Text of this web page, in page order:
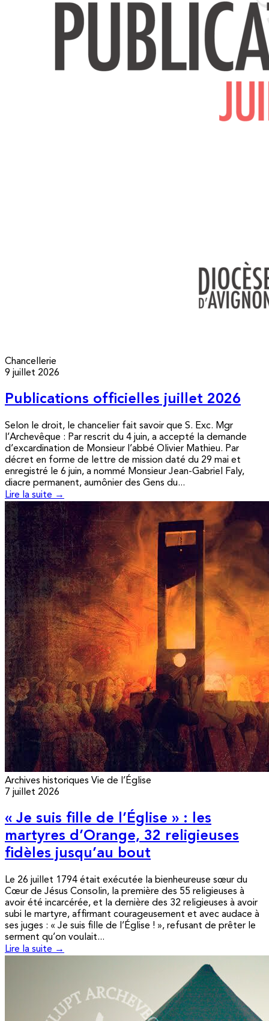
Chancellerie
9 juillet 2026
Publications officielles juillet 2026
Selon le droit, le chancelier fait savoir que S. Exc. Mgr
l’Archevêque : Par rescrit du 4 juin, a accepté la demande
d’excardination de Monsieur l’abbé Olivier Mathieu. Par
décret en forme de lettre de mission daté du 29 mai et
enregistré le 6 juin, a nommé Monsieur Jean-Gabriel Faly,
diacre permanent, aumônier des Gens du...
Lire la suite →
Archives historiques Vie de l’Église
7 juillet 2026
« Je suis fille de l’Église » : les
martyres d’Orange, 32 religieuses
fidèles jusqu’au bout
Le 26 juillet 1794 était exécutée la bienheureuse sœur du
Cœur de Jésus Consolin, la première des 55 religieuses à
avoir été incarcérée, et la dernière des 32 religieuses à avoir
subi le martyre, affirmant courageusement et avec audace à
ses juges : « Je suis fille de l’Église ! », refusant de prêter le
serment qu’on voulait...
Lire la suite →